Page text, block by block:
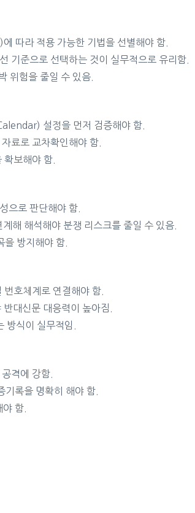
따라 적용 가능한 기법을 선별해야 함.
기준으로 선택하는 것이 실무적으로 유리함.
위험을 줄일 수 있음.
설정을 먼저 검증해야 함.
료로 교차확인해야 함.
보해야 함.
으로 판단해야 함.
해 해석해야 분쟁 리스크를 줄일 수 있음.
방지해야 함.
호체계로 연결해야 함.
대신문 대응력이 높아짐.
방식이 실무적임.
격에 강함.
록을 명확히 해야 함.
함.